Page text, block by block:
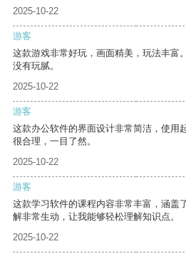
2025-10-22
游客
这款游戏非常好玩，画面精美，玩法丰富
没有玩腻。
2025-10-22
游客
这款办公软件的界面设计非常简洁，使用
很合理，一目了然。
2025-10-22
游客
这款学习软件的课程内容非常丰富，涵盖
解非常生动，让我能够轻松理解知识点。
2025-10-22